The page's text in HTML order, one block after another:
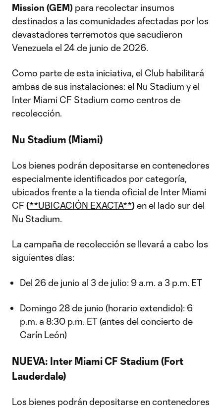
Mission (GEM) para recolectar insumos
destinados a las comunidades afectadas por los
devastadores terremotos que sacudieron
Venezuela el 24 de junio de 2026.
Como parte de esta iniciativa, el Club habilitará
ambas de sus instalaciones: el Nu Stadium y el
Inter Miami CF Stadium como centros de
recolección.
Nu Stadium (Miami)
Los bienes podrán depositarse en contenedores
especialmente identificados por categoría,
ubicados frente a la tienda oficial de Inter Miami
CF (**UBICACIÓN EXACTA**) en el lado sur del
Nu Stadium.
La campaña de recolección se llevará a cabo los
siguientes días:
Del 26 de junio al 3 de julio: 9 a.m. a 3 p.m. ET
Domingo 28 de junio (horario extendido): 6
p.m. a 8:30 p.m. ET (antes del concierto de
Carín León)
NUEVA: Inter Miami CF Stadium (Fort
Lauderdale)
Los bienes podrán depositarse en contenedores